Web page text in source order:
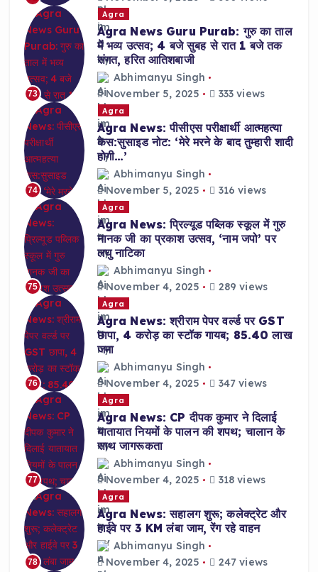
73
Agra
Agra News Guru Purab: गुरु का ताल
में भव्य उत्सव; 4 बजे सुबह से रात 1 बजे तक
संगत, हरित आतिशबाजी
Abhimanyu Singh
November 5, 2025
333 views
74
Agra
Agra News: पीसीएस परीक्षार्थी आत्महत्या
केस:सुसाइड नोट: ‘मेरे मरने के बाद तुम्हारी शादी
होगी…’
Abhimanyu Singh
November 5, 2025
316 views
75
Agra
Agra News: प्रिल्यूड पब्लिक स्कूल में गुरु
नानक जी का प्रकाश उत्सव, ‘नाम जपो’ पर
लघु नाटिका
Abhimanyu Singh
November 4, 2025
289 views
76
Agra
Agra News: श्रीराम पेपर वर्ल्ड पर GST
छापा, 4 करोड़ का स्टॉक गायब; 85.40 लाख
जमा
Abhimanyu Singh
November 4, 2025
347 views
77
Agra
Agra News: CP दीपक कुमार ने दिलाई
यातायात नियमों के पालन की शपथ; चालान के
साथ जागरूकता
Abhimanyu Singh
November 4, 2025
318 views
78
Agra
Agra News: सहालग शुरू; कलेक्ट्रेट और
हाईवे पर 3 KM लंबा जाम, रेंग रहे वाहन
Abhimanyu Singh
November 4, 2025
247 views